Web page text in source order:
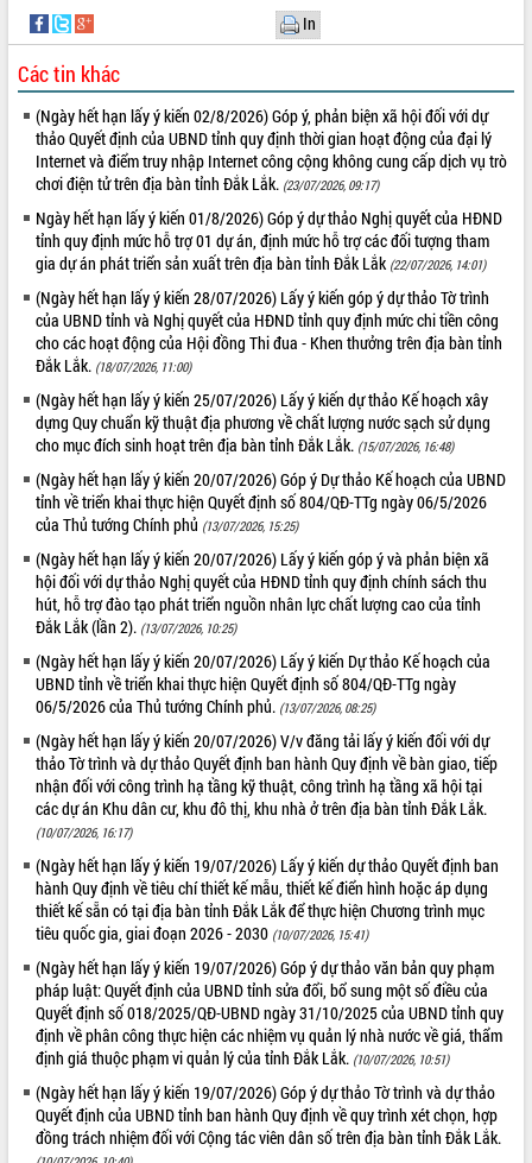
phát triển mới
Thường trực HĐND tỉnh Đắk Lắk gặp
mặt Đoàn chuyên gia y tế TP. Hồ Chí
Minh
Lễ truy điệu và an táng hài cốt liệt sĩ
tại Nghĩa trang Liệt sĩ xã Sơn Hòa
Bàn giải pháp tháo gỡ khó khăn trong
xuất khẩu sầu riêng và triển khai quy
định EUDR
Thứ trưởng Bộ Nông nghiệp và Môi
trường Nguyễn Hoàng Hiệp khảo sát
vùng trồng và doanh nghiệp đóng gói
sầu riêng tại Đắk Lắk
Trình diễn nghệ thuật chế biến các
món ăn từ sầu riêng
Đắk Lắk công bố Quy hoạch và xúc
tiến đầu tư tỉnh
Ngành cá ngừ Đắk Lắk chủ động thích
ứng để giữ vững thị trường xuất khẩu
Diễn đàn Kinh tế tư nhân Việt Nam đột
phá cơ chế - Hợp tác công tư
Đề án 06 tạo bước ngoặt đột phá trong
cải cách hành chính tỉnh Đắk Lắk
Kết nối tour, đẩy mạnh chuyển đổi số
để phát triển du lịch Đắk Lắk
Khởi động Dự án Đầu tư xây dựng hạ
tầng kỹ thuật Cụm công nghiệp Tân
Tiến
Gặp mặt các cơ quan báo chí nhân Kỷ
niệm 101 năm Ngày Báo chí Cách
mạng Việt Nam
Đắk Lắk sơ kết 4 năm triển khai thực
Họp báo thông tin về Hội nghị Công bố
Quy hoạch và Xúc tiến đầu tư tỉnh Đắk
Lắk
Khơi thông điểm nghẽn, đẩy nhanh
giải ngân vốn khắc phục thiên tai
HĐND tỉnh thông qua điều chỉnh Quy
hoạch tỉnh thời kỳ 2021-2030
Hội thảo góp ý hồ sơ điều chỉnh quy
hoạch tỉnh Đắk Lắk thời kỳ 2021-2030,
tầm nhìn đến năm 2050
Nâng cao hiệu quả hoạt động của các
LIÊN KẾT WEB
THỐNG KÊ TRUY CẬP
Hôm nay:
27132
In
Các tin khác
(Ngày hết hạn lấy ý kiến 02/8/2026) Góp ý, phản biện xã hội đối với dự
thảo Quyết định của UBND tỉnh quy định thời gian hoạt động của đại lý
Internet và điểm truy nhập Internet công cộng không cung cấp dịch vụ trò
chơi điện tử trên địa bàn tỉnh Đắk Lắk. (23/07/2026, 09:17)
Ngày hết hạn lấy ý kiến 01/8/2026) Góp ý dự thảo Nghị quyết của HĐND
tỉnh quy định mức hỗ trợ 01 dự án, định mức hỗ trợ các đối tượng tham
gia dự án phát triển sản xuất trên địa bàn tỉnh Đắk Lắk (22/07/2026, 14:01)
(Ngày hết hạn lấy ý kiến 28/07/2026) Lấy ý kiến góp ý dự thảo Tờ trình
của UBND tỉnh và Nghị quyết của HĐND tỉnh quy định mức chi tiền công
cho các hoạt động của Hội đồng Thi đua - Khen thưởng trên địa bàn tỉnh
Đắk Lắk. (18/07/2026, 11:00)
(Ngày hết hạn lấy ý kiến 25/07/2026) Lấy ý kiến dự thảo Kế hoạch xây
dựng Quy chuẩn kỹ thuật địa phương về chất lượng nước sạch sử dụng
cho mục đích sinh hoạt trên địa bàn tỉnh Đắk Lắk. (15/07/2026, 16:48)
(Ngày hết hạn lấy ý kiến 20/07/2026) Góp ý Dự thảo Kế hoạch của UBND
tỉnh về triển khai thực hiện Quyết định số 804/QĐ-TTg ngày 06/5/2026
của Thủ tướng Chính phủ (13/07/2026, 15:25)
(Ngày hết hạn lấy ý kiến 20/07/2026) Lấy ý kiến góp ý và phản biện xã
hội đối với dự thảo Nghị quyết của HĐND tỉnh quy định chính sách thu
hút, hỗ trợ đào tạo phát triển nguồn nhân lực chất lượng cao của tỉnh
Đắk Lắk (lần 2). (13/07/2026, 10:25)
(Ngày hết hạn lấy ý kiến 20/07/2026) Lấy ý kiến Dự thảo Kế hoạch của
UBND tỉnh về triển khai thực hiện Quyết định số 804/QĐ-TTg ngày
06/5/2026 của Thủ tướng Chính phủ. (13/07/2026, 08:25)
(Ngày hết hạn lấy ý kiến 20/07/2026) V/v đăng tải lấy ý kiến đối với dự
thảo Tờ trình và dự thảo Quyết định ban hành Quy định về bàn giao, tiếp
nhận đối với công trình hạ tầng kỹ thuật, công trình hạ tầng xã hội tại
các dự án Khu dân cư, khu đô thị, khu nhà ở trên địa bàn tỉnh Đắk Lắk.
(10/07/2026, 16:17)
(Ngày hết hạn lấy ý kiến 19/07/2026) Lấy ý kiến dự thảo Quyết định ban
hành Quy định về tiêu chí thiết kế mẫu, thiết kế điển hình hoặc áp dụng
thiết kế sẵn có tại địa bàn tỉnh Đắk Lắk để thực hiện Chương trình mục
tiêu quốc gia, giai đoạn 2026 - 2030 (10/07/2026, 15:41)
(Ngày hết hạn lấy ý kiến 19/07/2026) Góp ý dự thảo văn bản quy phạm
pháp luật: Quyết định của UBND tỉnh sửa đổi, bổ sung một số điều của
Quyết định số 018/2025/QĐ-UBND ngày 31/10/2025 của UBND tỉnh quy
định về phân công thực hiện các nhiệm vụ quản lý nhà nước về giá, thẩm
định giá thuộc phạm vi quản lý của tỉnh Đắk Lắk. (10/07/2026, 10:51)
(Ngày hết hạn lấy ý kiến 19/07/2026) Góp ý dự thảo Tờ trình và dự thảo
Quyết định của UBND tỉnh ban hành Quy định về quy trình xét chọn, hợp
đồng trách nhiệm đối với Cộng tác viên dân số trên địa bàn tỉnh Đắk Lắk.